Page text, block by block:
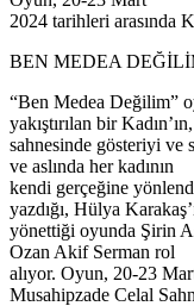
2024 tarihleri arasında
BEN MEDEA
“Ben Medea Değilim”
yakıştırılan bir
sahnesinde gösteriyi ve
ve aslında her kadının
kendi gerçeğine
yazdığı, Hülya
yönettiği oyunda Şirin
Ozan Akif Serman rol
alıyor. Oyun, 20-23
Musahipzade Celal